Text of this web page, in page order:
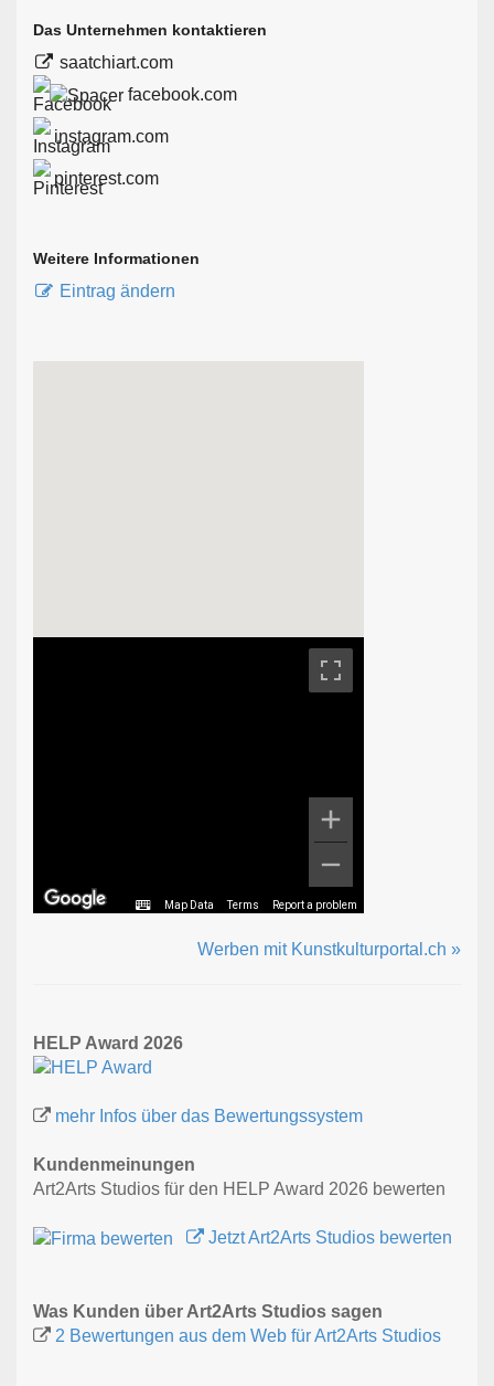
Das Unternehmen kontaktieren
saatchiart.com
facebook.com
instagram.com
pinterest.com
Weitere Informationen
Eintrag ändern
Map Data Terms Report a problem
Werben mit Kunstkulturportal.ch »
HELP Award 2026
mehr Infos über das Bewertungssystem
Kundenmeinungen
Art2Arts Studios für den HELP Award 2026 bewerten
Jetzt Art2Arts Studios bewerten
Was Kunden über Art2Arts Studios sagen
2 Bewertungen aus dem Web für Art2Arts Studios